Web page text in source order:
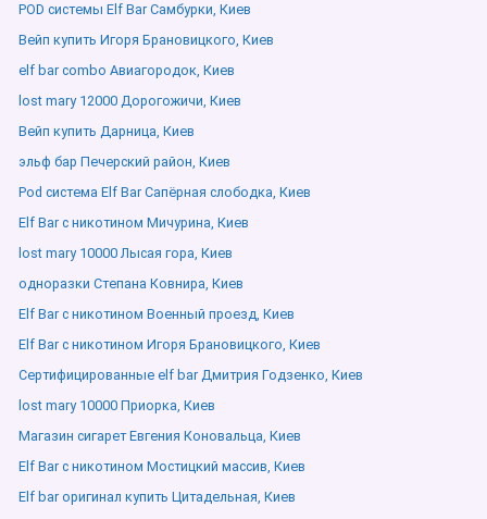
POD системы Elf Bar Самбурки, Киев
Вейп купить Игоря Брановицкого, Киев
elf bar combo Авиагородок, Киев
lost mary 12000 Дорогожичи, Киев
Вейп купить Дарница, Киев
эльф бар Печерский район, Киев
Pod система Elf Bar Сапёрная слободка, Киев
Elf Bar с никотином Мичурина, Киев
lost mary 10000 Лысая гора, Киев
одноразки Степана Ковнира, Киев
Elf Bar с никотином Военный проезд, Киев
Elf Bar с никотином Игоря Брановицкого, Киев
Сертифицированные elf bar Дмитрия Годзенко, Киев
lost mary 10000 Приорка, Киев
Магазин сигарет Евгения Коновальца, Киев
Elf Bar с никотином Мостицкий массив, Киев
Elf bar оригинал купить Цитадельная, Киев